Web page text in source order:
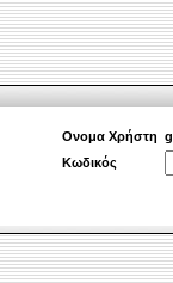
Ονομα Χρήστη
Κωδικός